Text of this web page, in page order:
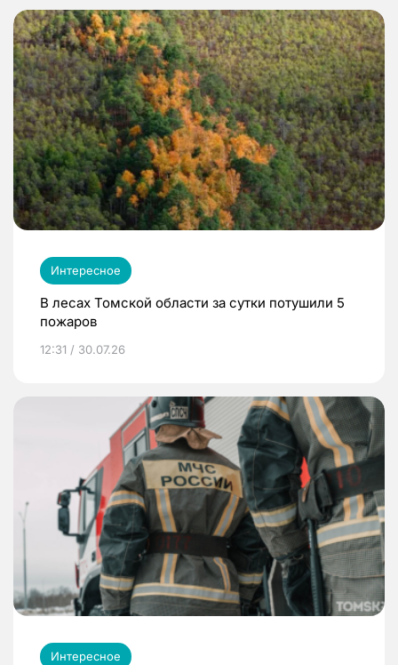
Интересное
В лесах Томской области за сутки потушили 5
пожаров
12:31 / 30.07.26
Интересное